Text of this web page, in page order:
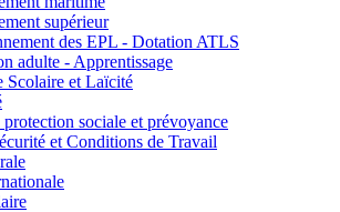
supérieur
des EPL - Dotation ATLS
adulte - Apprentissage
Scolaire et Laïcité
protection sociale et prévoyance
et Conditions de Travail